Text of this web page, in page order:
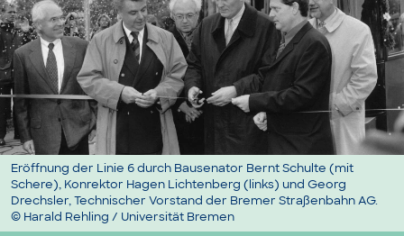
Eröffnung der Linie 6 durch Bausenator Bernt Schulte (mit
Schere), Konrektor Hagen Lichtenberg (links) und Georg
Drechsler, Technischer Vorstand der Bremer Straßenbahn AG.
© Harald Rehling / Universität Bremen